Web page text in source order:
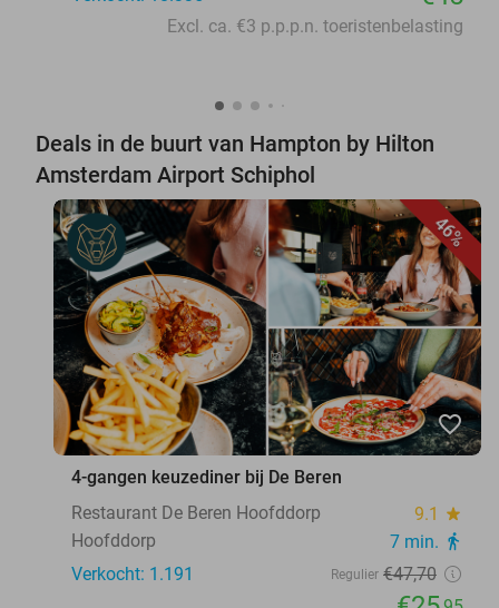
Excl. ca. €3 p.p.p.n. toeristenbelasting
Deals in de buurt van Hampton by Hilton
Amsterdam Airport Schiphol
46%
favorite_border
4-gangen keuzediner bij De Beren
Restaurant De Beren Hoofddorp
9.1 star
Hoofddorp 7 min. directions_walk
Verkocht: 1.191 Regulier €47,70